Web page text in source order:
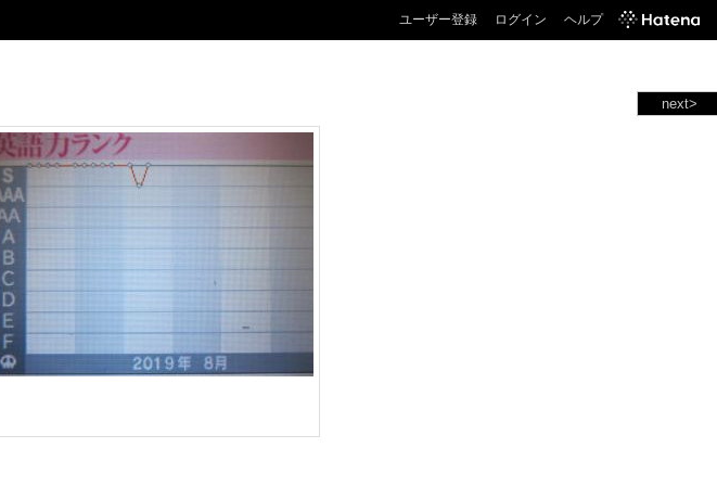
ユーザー登録 ログイン ヘルプ
next>